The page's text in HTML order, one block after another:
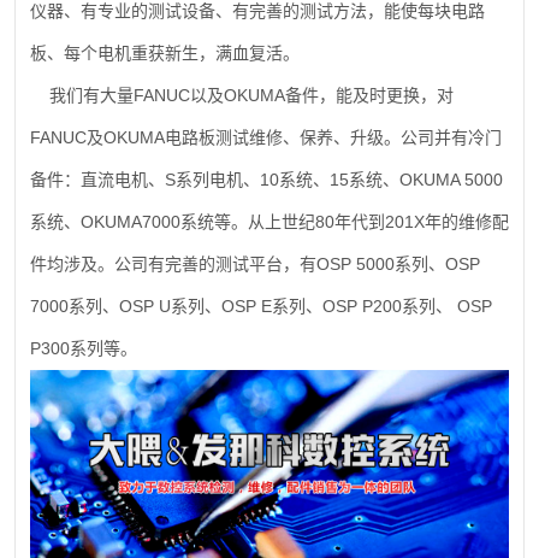
仪器、有专业的测试设备、有完善的测试方法，能使每块电路
板、每个电机重获新生，满血复活。
我们有大量FANUC以及OKUMA备件，能及时更换，对
FANUC及OKUMA电路板测试维修、保养、升级。公司并有冷门
备件：直流电机、 S系列电机、 10系统、 15系统、 OKUMA 5000
系统、 OKUMA7000系统等。从上世纪80年代到 201X年的维修配
件均涉及。公司有完善的测试平台，有OSP 5000系列、 OSP
7000系列、 OSP U系列、 OSP E系列、 OSP P200系列、 OSP
P300系列等。